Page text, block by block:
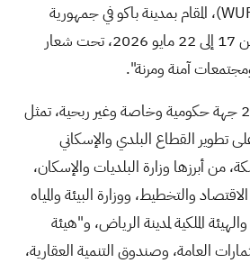
)، المقام بمدينة باكو في جمهورية
أذربيجان، خلال الفترة من 17 إلى 22 مايو 2026، تحت شعار
آمنة ومرنة".
ويضم الجناح أكثر من 20 جهة حكومية وخاصة وغير ربحية، تمثل
تطوير القطاع البلدي والإسكاني
من أبرزها وزارة البلديات والإسكان،
والتخطيط، ووزارة البيئة والمياه
الملكية لمدينة الرياض، و"هيئة
العامة، وصندوق التنمية العقارية،